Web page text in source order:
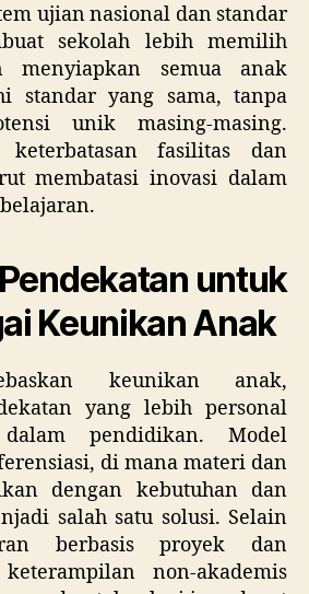
ujian nasional dan standar
sekolah lebih memilih
menyiapkan semua anak
standar yang sama, tanpa
unik masing-masing.
keterbatasan fasilitas dan
membatasi inovasi dalam
untuk
Keunikan Anak
keunikan anak,
yang lebih personal
pendidikan. Model
di mana materi dan
dengan kebutuhan dan
salah satu solusi. Selain
berbasis proyek dan
non-akademis